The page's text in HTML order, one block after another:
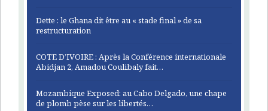
Dette : le Ghana dit être au « stade final » de sa
restructuration
COTE D’IVOIRE : Après la Conférence internationale
Abidjan 2, Amadou Coulibaly fait…
Mozambique Exposed: au Cabo Delgado, une chape
de plomb pèse sur les libertés…